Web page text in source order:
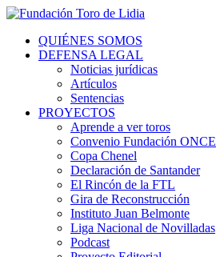
QUIÉNES SOMOS
DEFENSA LEGAL
Noticias jurídicas
Artículos
Sentencias
PROYECTOS
Aprende a ver toros
Convenio Fundación ONCE
Copa Chenel
Declaración de Santander
El Rincón de la FTL
Gira de Reconstrucción
Instituto Juan Belmonte
Liga Nacional de Novilladas
Podcast